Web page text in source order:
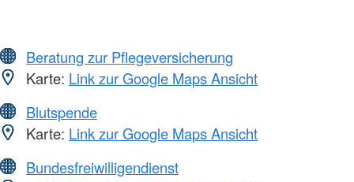
Beratung zur Pflegeversicherung
Karte: Link zur Google Maps Ansicht
Blutspende
Karte: Link zur Google Maps Ansicht
Bundesfreiwilligendienst